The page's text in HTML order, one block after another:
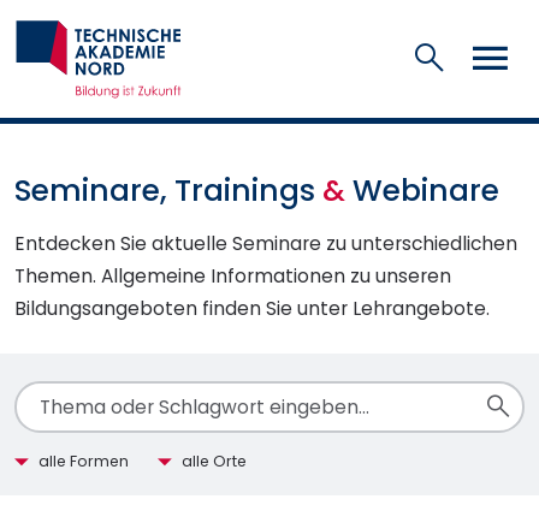
Suchen
Seminare, Trainings &Webinare
Entdecken Sie aktuelle Seminare zu unterschiedlichen
Themen. Allgemeine Informationen zu unseren
Bildungsangeboten finden Sie unter Lehrangebote.
Textsuche